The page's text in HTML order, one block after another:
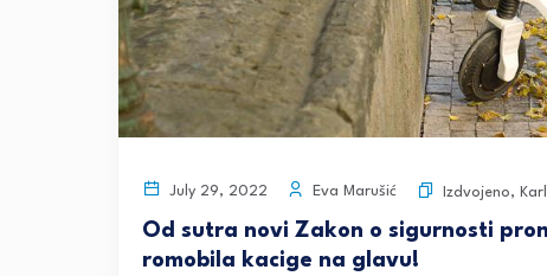
July 29, 2022 Eva Marušić Izdvojeno,
Od sutra novi Zakon o sigurnosti
romobila kacige na glavu!